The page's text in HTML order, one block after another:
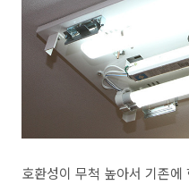
호환성이 무척 높아서 기존